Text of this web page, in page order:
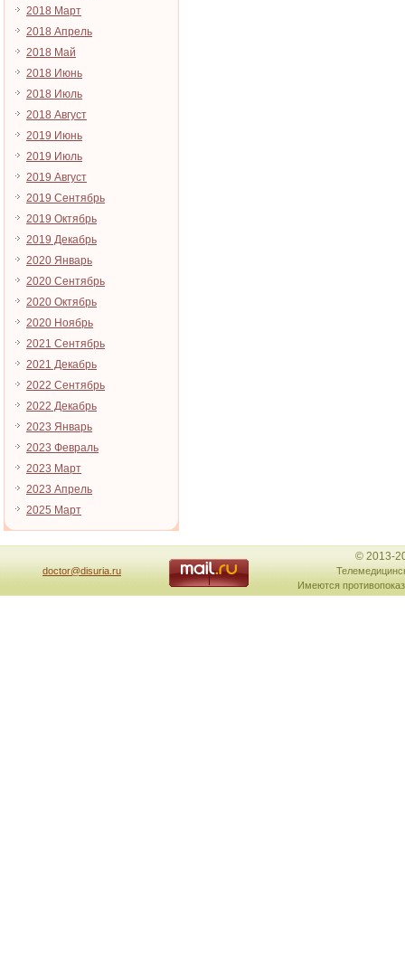
2018 Март
2018 Апрель
2018 Май
2018 Июнь
2018 Июль
2018 Август
2019 Июнь
2019 Июль
2019 Август
2019 Сентябрь
2019 Октябрь
2019 Декабрь
2020 Январь
2020 Сентябрь
2020 Октябрь
2020 Ноябрь
2021 Сентябрь
2021 Декабрь
2022 Сентябрь
2022 Декабрь
2023 Январь
2023 Февраль
2023 Март
2023 Апрель
2025 Март
doctor@disuria.ru
© 2013-
Имеются